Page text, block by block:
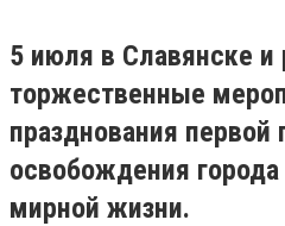
5 июля в Славянске и
торжественные
празднования
освобождения
мирной жизни.